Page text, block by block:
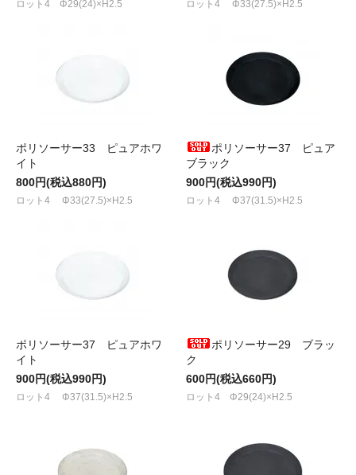
ロット4 Φ29(24)×H2.5 ロット4 Φ33(27.5)×H2.5
ポリソーサー33 ピュアホワ
イト
800円(税込880円)
ロット4 Φ33(27.5)×H2.5
ポリソーサー37 ピュア
ブラック
900円(税込990円)
ロット4 Φ37(31.5)×H2.5
ポリソーサー37 ピュアホワ
イト
900円(税込990円)
ロット4 Φ37(31.5)×H2.5
ポリソーサー29 ブラッ
ク
600円(税込660円)
ロット4 Φ29(24)×H2.5